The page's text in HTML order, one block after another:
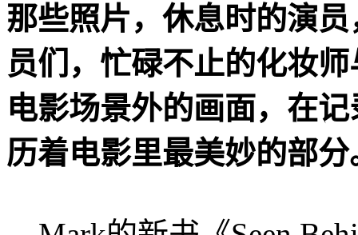
那些照片，休息时的演
员们，忙碌不止的化妆
电影场景外的画面，在
历着电影里最美妙的部分